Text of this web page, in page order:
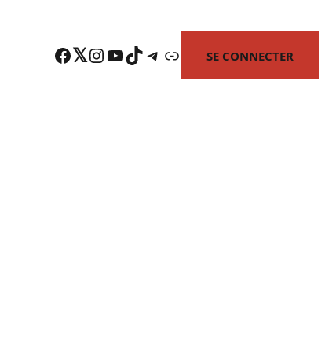
Facebook Twitter Instagram YouTube TikTok Telegram Lien SE CONNECTER